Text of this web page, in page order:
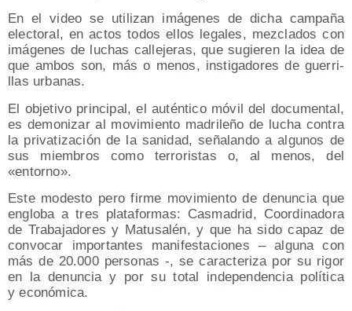
En el video se uti­li­zan imá­ge­nes de dicha cam­pa­ña
elec­to­ral, en actos todos ellos lega­les, mez­cla­dos con
imá­ge­nes de luchas calle­je­ras, que sugie­ren la idea de
que ambos son, más o menos, ins­ti­ga­do­res de gue­rri­
llas urbanas.
El obje­ti­vo prin­ci­pal, el autén­ti­co móvil del docu­men­tal,
es demo­ni­zar al movi­mien­to madri­le­ño de lucha con­tra
la pri­va­ti­za­ción de la sani­dad, seña­lan­do a algu­nos de
sus miem­bros como terro­ris­tas o, al menos, del
«entorno».
Este modes­to pero fir­me movi­mien­to de denun­cia que
englo­ba a tres pla­ta­for­mas: Cas­ma­drid, Coor­di­na­do­ra
de Tra­ba­ja­do­res y Matu­sa­lén, y que ha sido capaz de
con­vo­car impor­tan­tes mani­fes­ta­cio­nes – algu­na con
más de 20.000 per­so­nas -, se carac­te­ri­za por su rigor
en la denun­cia y por su total inde­pen­den­cia polí­ti­ca
y económica.